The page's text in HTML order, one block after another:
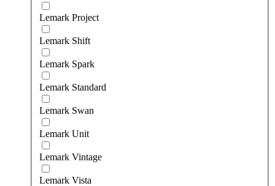
Lemark Project
Lemark Shift
Lemark Spark
Lemark Standard
Lemark Swan
Lemark Unit
Lemark Vintage
Lemark Vista